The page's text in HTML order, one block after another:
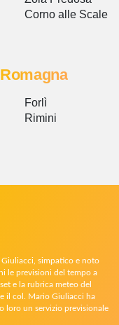
Corno alle Scale
Forlì
Rimini
Giuliacci, simpatico e noto
le previsioni del tempo a
e la rubrica meteo del
il col. Mario Giuliacci ha
loro un servizio previsionale